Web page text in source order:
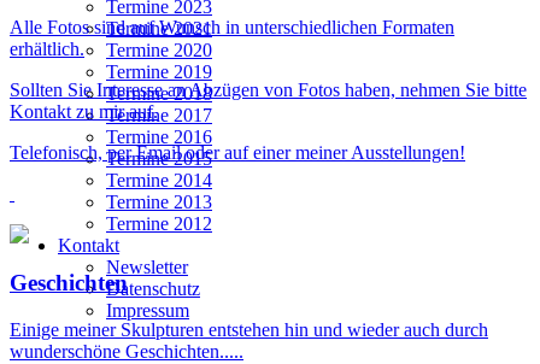
Termine 2023
Termine 2021
Termine 2020
Termine 2019
Termine 2018
Termine 2017
Termine 2016
Termine 2015
Termine 2014
Termine 2013
Termine 2012
Kontakt
Newsletter
Datenschutz
Impressum
Alle Fotos sind auf Wunsch in unterschiedlichen Formaten
erhältlich.
Sollten Sie Interesse an Abzügen von Fotos haben, nehmen Sie bitte
Kontakt zu mir auf.
Telefonisch, per Email oder auf einer meiner Ausstellungen!
Geschichten
Einige meiner Skulpturen entstehen hin und wieder auch durch
wunderschöne Geschichten.....